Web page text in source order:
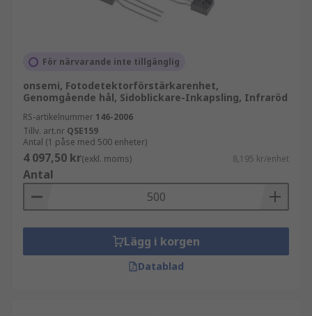
För närvarande inte tillgänglig
onsemi, Fotodetektorförstärkarenhet,
Genomgående hål, Sidoblickare-Inkapsling, Infraröd
RS-artikelnummer 146-2006
Tillv. art.nr QSE159
Antal (1 påse med 500 enheter)
4 097,50 kr(exkl. moms) 8,195 kr/enhet
Antal
Lägg i korgen
Datablad